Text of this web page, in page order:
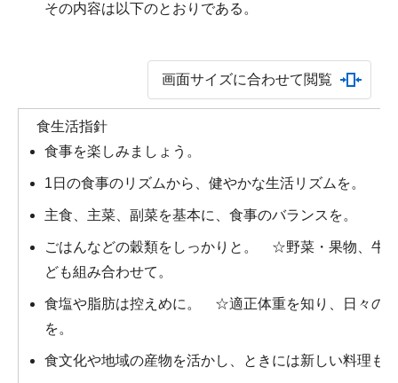
その内容は以下のとおりである。
画面サイズに合わせて閲覧
食生活指針
食事を楽しみましょう。
1日の食事のリズムから、健やかな生活リズムを。
主食、主菜、副菜を基本に、食事のバランスを。
ごはんなどの穀類をしっかりと。 ☆野菜・果物、牛
ども組み合わせて。
食塩や脂肪は控えめに。 ☆適正体重を知り、日々の
を。
食文化や地域の産物を活かし、ときには新しい料理も